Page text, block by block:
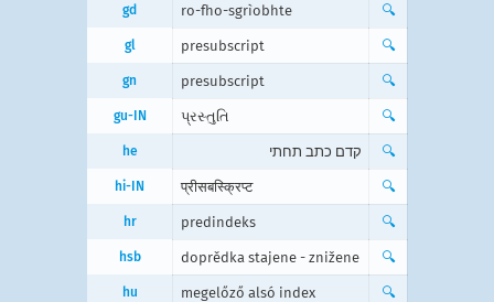
gd ro-fho-sgrìobhte 🔍
gl presubscript 🔍
gn presubscript 🔍
gu-IN પ્રસ્તુતિ 🔍
he קדם כתב תחתי 🔍
hi-IN प्रीसबस्क्रिप्ट 🔍
hr predindeks 🔍
hsb doprědka stajene - znižene 🔍
hu megelőző alsó index 🔍